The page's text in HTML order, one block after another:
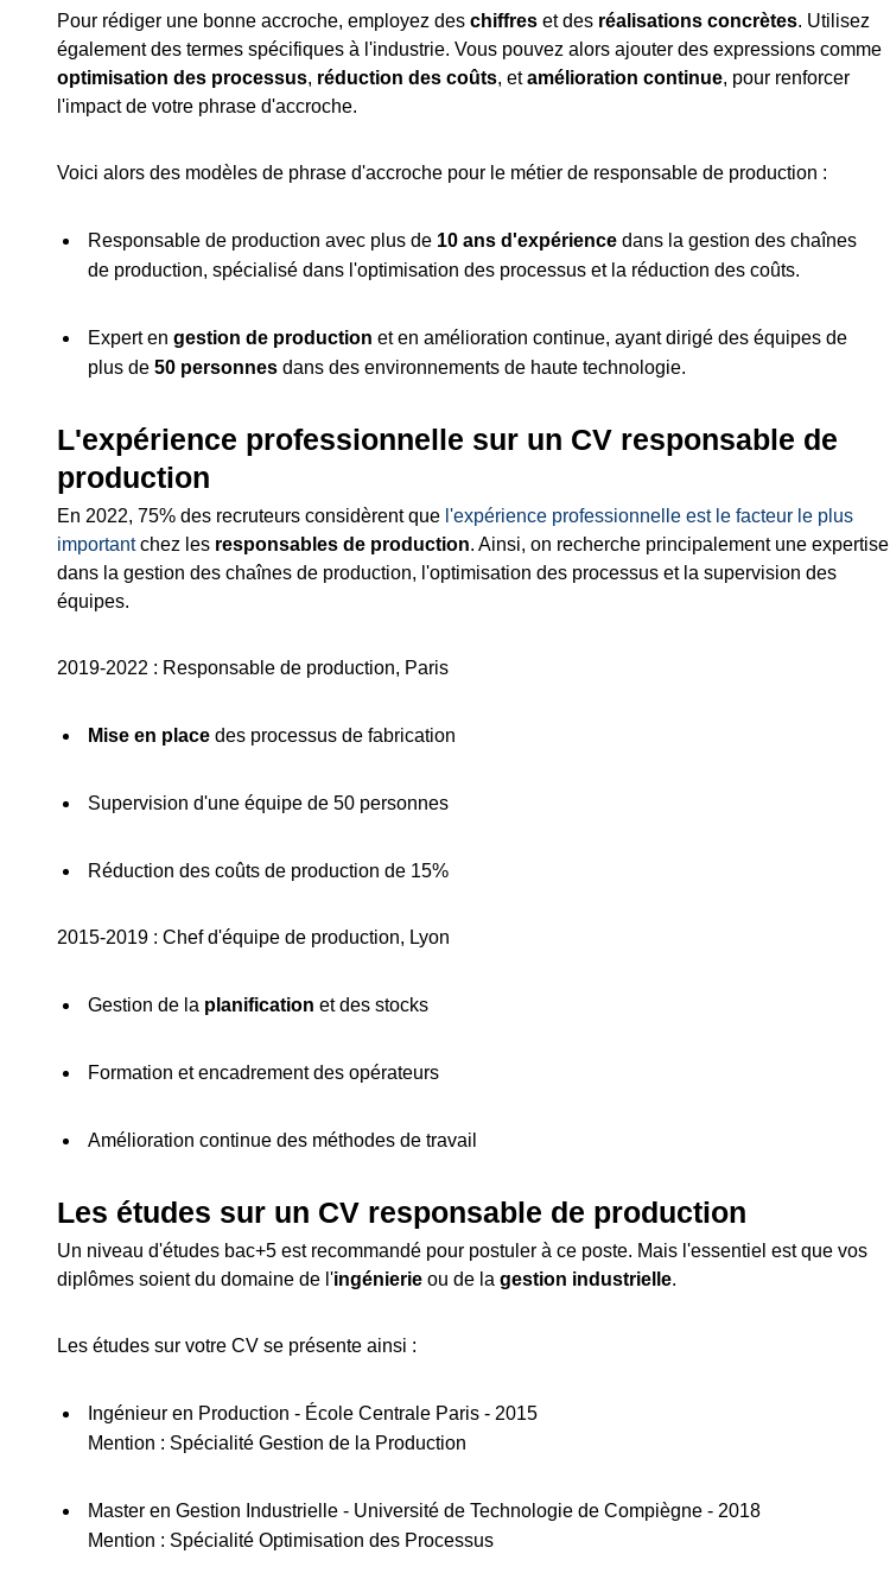
Pour rédiger une bonne accroche, employez des chiffres et des réalisations concrètes. Utilisez
également des termes spécifiques à l'industrie. Vous pouvez alors ajouter des expressions comme
optimisation des processus, réduction des coûts, etamélioration continue, pour renforcer
l'impact de votre phrase d'accroche.
Voici alors des modèles de phrase d'accroche pour le métier de responsable de production :
Responsable de production avec plus de 10 ans d'expériencedans la gestion des chaînes
de production, spécialisé dans l'optimisation des processus et la réduction des coûts.
Expert en gestion de production et en amélioration continue, ayant dirigé des équipes de
plus de 50 personnesdans des environnements de haute technologie.
L'expérience professionnelle sur un CV responsable de
production
En 2022, 75% des recruteurs considèrent que l'expérience professionnelle est le facteur le plus
importantchez les responsables de production. Ainsi, on recherche principalement une expertise
dans la gestion des chaînes de production, l'optimisation des processus et la supervision des
équipes.
2019-2022 : Responsable de production, Paris
Mise en placedes processus de fabrication
Supervision d'une équipe de 50 personnes
Réduction des coûts de production de 15%
2015-2019 : Chef d'équipe de production, Lyon
Gestion de la planification et des stocks
Formation et encadrement des opérateurs
Amélioration continue des méthodes de travail
Les études sur un CV responsable de production
Un niveau d'études bac+5 est recommandé pour postuler à ce poste. Mais l'essentiel est que vos
diplômes soient du domaine de l'ingénierie ou de la gestion industrielle.
Les études sur votre CV se présente ainsi :
Ingénieur en Production - École Centrale Paris - 2015
Mention : Spécialité Gestion de la Production
Master en Gestion Industrielle - Université de Technologie de Compiègne - 2018
Mention : Spécialité Optimisation des Processus